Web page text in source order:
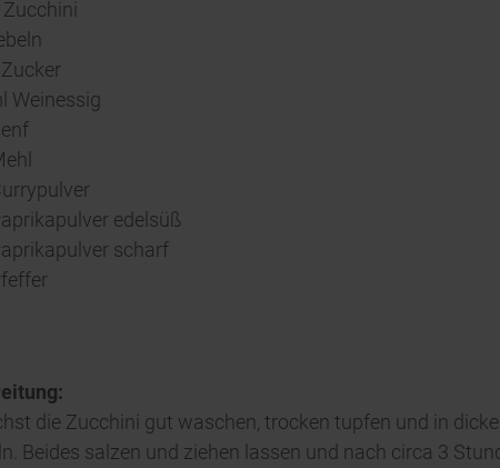
Weinessig
edelsüß
scharf
die Zucchini gut waschen, trocken tupfen und in
Beides salzen und ziehen lassen und nach circa 3